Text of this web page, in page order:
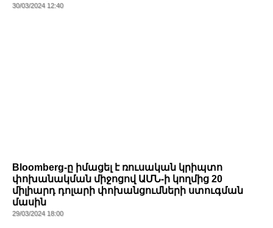
30/03/2024 12:40
Bloomberg-ը իմացել է ռուսական կրիպտո
փոխանակման միջոցով ԱՄՆ-ի կողմից 20
միլիարդ դոլարի փոխանցումների ստուգման
մասին
29/03/2024 18:00